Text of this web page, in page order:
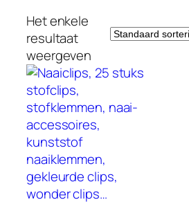
Het enkele
resultaat
weergeven